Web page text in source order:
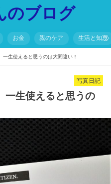
のブログ
お金 親のケア 生活と知恵
一生使えると思うのは大間違い！
写真日記
一生使えると思うの